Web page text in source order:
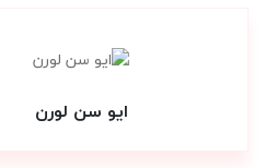
ایو سن لورن